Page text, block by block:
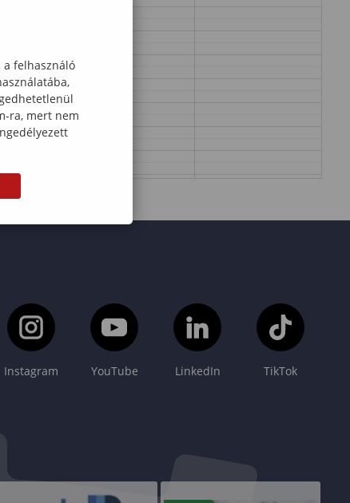
Instagram YouTube LinkedIn TikTok
a felhasználó
ra, mert nem